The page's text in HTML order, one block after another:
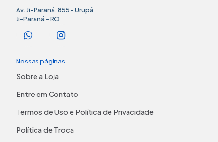
Av. Ji-Paraná, 855 - Urupá
Ji-Paraná - RO
Nossas páginas
Sobre a Loja
Entre em Contato
Termos de Uso e Política de Privacidade
Política de Troca